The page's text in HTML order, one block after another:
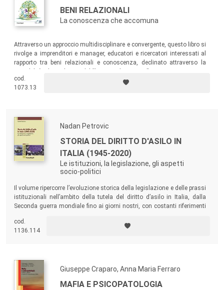
BENI RELAZIONALI
La conoscenza che accomuna
Attraverso un approccio multidisciplinare e convergente, questo libro si
rivolge a imprenditori e manager, educatori e ricercatori interessati al
rapporto tra beni relazionali e conoscenza, declinato attraverso la
cod.
1073.13
Nadan Petrovic
STORIA DEL DIRITTO D'ASILO IN
ITALIA (1945-2020)
Le istituzioni, la legislazione, gli aspetti
socio-politici
Il volume ripercorre l’evoluzione storica della legislazione e delle prassi
istituzionali nell’ambito della tutela del diritto d’asilo in Italia, dalla
Seconda guerra mondiale fino ai giorni nostri, con costanti riferimenti
comunitaria volto alla creazione del Sistema Europeo Comune d’Asilo.
cod.
1136.114
Giuseppe Craparo, Anna Maria Ferraro
MAFIA E PSICOPATOLOGIA